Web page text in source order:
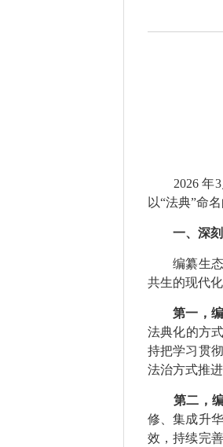
2026 年3
以“法典”命
一、深刻
编纂生态环
共生的现代
第一，
法典化的方
持把学习贯
法治方式推
第二，
修、集成升
效，持续完